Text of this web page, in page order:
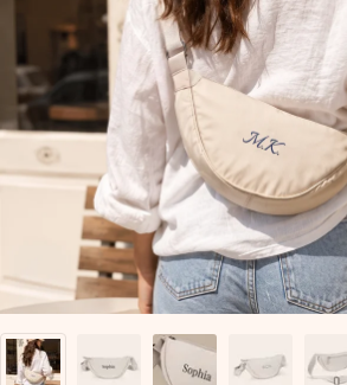
+49 39292 929695
Montag - Freitag : 8:30 - 17:00 Uhr
Samstag - Sonntag : 8:30 - 13:00 Uhr